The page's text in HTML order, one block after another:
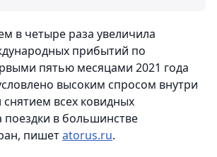
в четыре раза увеличила
прибытий по
пятью месяцами 2021 года
высоким спросом внутри
всех ковидных
поездки в большинстве
пишетatorus.ru.